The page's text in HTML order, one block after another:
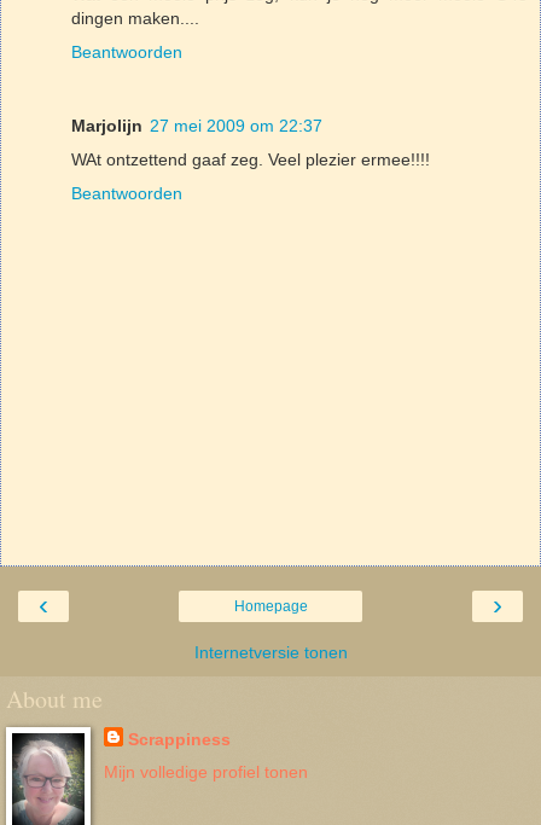
dingen maken....
Beantwoorden
Marjolijn 27 mei 2009 om 22:37
WAt ontzettend gaaf zeg. Veel plezier ermee!!!!
Beantwoorden
‹ ›
Homepage
Internetversie tonen
About me
Scrappiness
Mijn volledige profiel tonen